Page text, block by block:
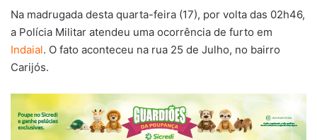
Na madrugada desta quarta-feira (17), por volta das 02h46,
a Polícia Militar atendeu uma ocorrência de furto em
Indaial. O fato aconteceu na rua 25 de Julho, no bairro
Carijós.